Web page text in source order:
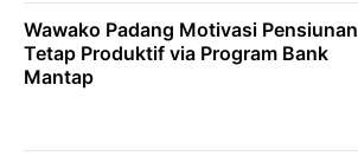
Wawako Padang Motivasi Pensiunan
Tetap Produktif via Program Bank
Mantap